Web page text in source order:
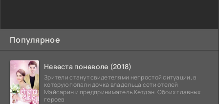
Популярное
Невеста поневоле (2018)
Зрители станут свидетелями непростой ситуации, в
которую попали дочка владельца сети отелей
Мэйсарин и предприниматель Кетдэн. Обоих главных
героев